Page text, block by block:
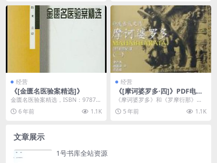
经营
《[金匮名医验案精选]》
金匮名医验案精选，ISBN：97875
07710595，作者：陈明主编一 栝
蒌桂...6 年前 1.1K
经营
《[摩诃婆罗多·四]》PDF电子
书下载
《摩诃婆罗多》和《罗摩衍那》并
称为印度两大史诗。《罗摩衍那》
已由季羡林先生翻译...
5 年前 1.1K
文章展示
1号书库全站资源